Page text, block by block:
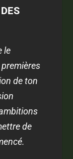
le
de ton
de